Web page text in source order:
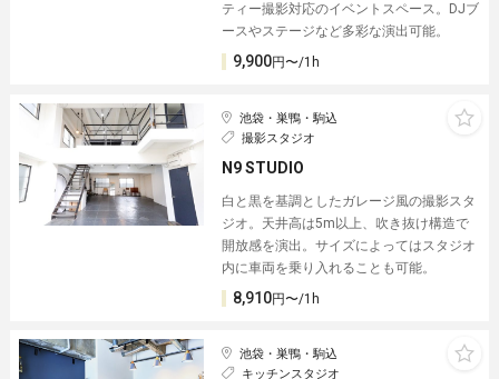
ティー撮影対応のイベントスペース。DJブ
ースやステージなど多彩な演出可能。
9,900円〜/1h
池袋・巣鴨・駒込
撮影スタジオ
N9 STUDIO
白と黒を基調としたガレージ風の撮影スタ
ジオ。天井高は5m以上、吹き抜け構造で
開放感を演出。サイズによってはスタジオ
内に車両を乗り入れることも可能。
8,910円〜/1h
池袋・巣鴨・駒込
キッチンスタジオ